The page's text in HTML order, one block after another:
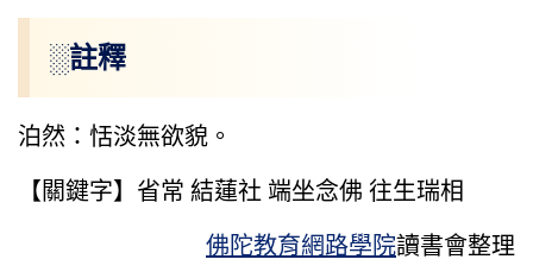
░註釋
泊然：恬淡無欲貌。
【關鍵字】省常 結蓮社 端坐念佛 往生瑞相
佛陀教育網路學院讀書會整理